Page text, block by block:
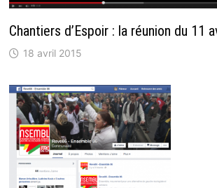
Chantiers d’Espoir : la réunion du 11
18 avril 2015